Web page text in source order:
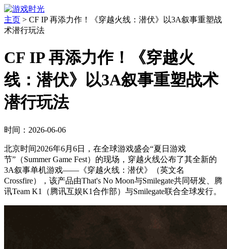
主页 > CF IP 再添力作！《穿越火线：潜伏》以3A叙事重塑战
术潜行玩法
CF IP 再添力作！《穿越火
线：潜伏》以3A叙事重塑战术
潜行玩法
时间：2026-06-06
北京时间2026年6月6日，在全球游戏盛会“夏日游戏
节”（Summer Game Fest）的现场，穿越火线公布了其全新的
3A叙事单机游戏——《穿越火线：潜伏》（英文名
Crossfire），该产品由That's No Moon与Smilegate共同研发、腾
讯Team K1（腾讯互娱K1合作部）与Smilegate联合全球发行。